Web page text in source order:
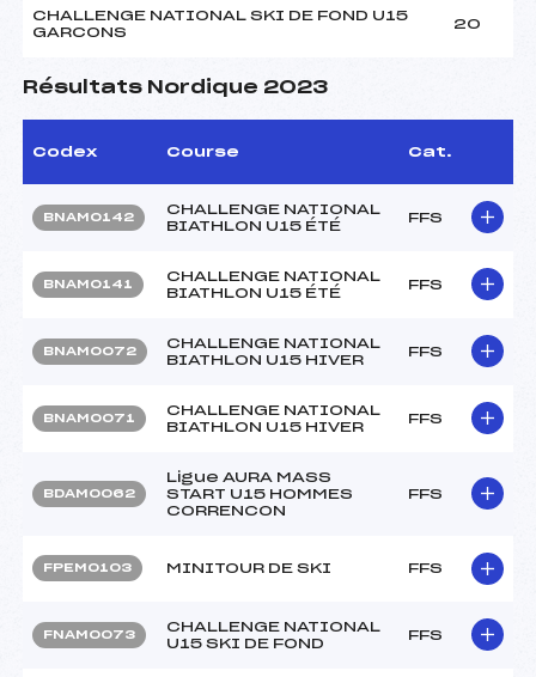
CHALLENGE NATIONAL SKI DE FOND U15
GARCONS
20
Résultats Nordique 2023
Codex Course Cat.
BNAM0142
CHALLENGE NATIONAL
BIATHLON U15 ÉTÉ
FFS
BNAM0141
CHALLENGE NATIONAL
BIATHLON U15 ÉTÉ
FFS
BNAM0072
CHALLENGE NATIONAL
BIATHLON U15 HIVER
FFS
BNAM0071
CHALLENGE NATIONAL
BIATHLON U15 HIVER
FFS
BDAM0062
Ligue AURA MASS
START U15 HOMMES
CORRENCON
FFS
FPEM0103 MINITOUR DE SKI FFS
FNAM0073
CHALLENGE NATIONAL
U15 SKI DE FOND
FFS